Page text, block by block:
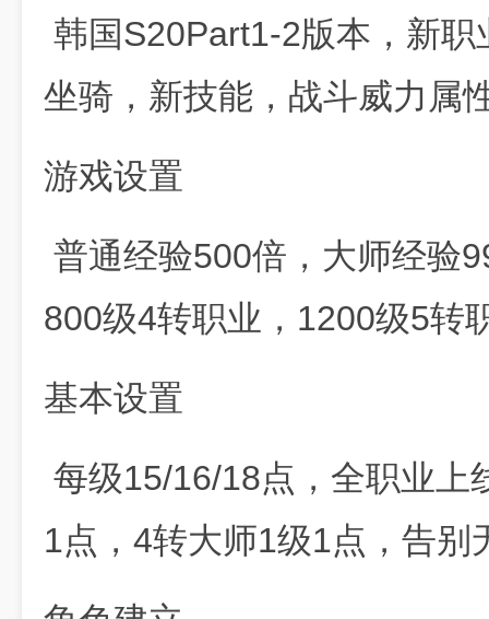
韩国S20Part1-2版本，新
坐骑，新技能，战斗威力属
游戏设置
普通经验500倍，大师经验
800级4转职业，1200级5转
基本设置
每级15/16/18点，全职业上
1点，4转大师1级1点，告别